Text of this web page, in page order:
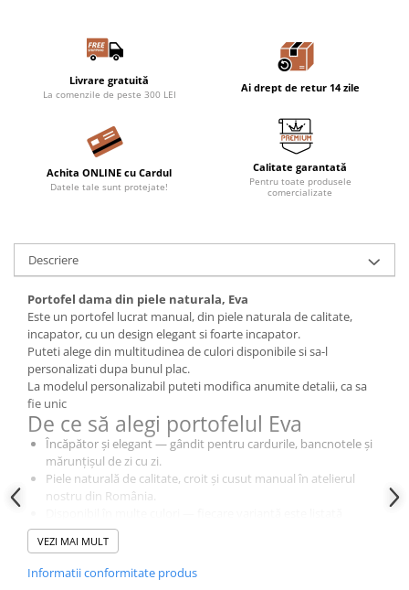
Livrare gratuită
La comenzile de peste 300 LEI
Ai drept de retur 14 zile
Achita ONLINE cu Cardul
Datele tale sunt protejate!
Calitate garantată
Pentru toate produsele
comercializate
Descriere
Portofel dama din piele naturala, Eva
Este un portofel lucrat manual, din piele naturala de calitate,
incapator, cu un design elegant si foarte incapator.
Puteti alege din multitudinea de culori disponibile si sa-l
personalizati dupa bunul plac.
La modelul personalizabil puteti modifica anumite detalii, ca sa
fie unic
De ce să alegi portofelul Eva
Încăpător și elegant — gândit pentru cardurile, bancnotele și
mărunțișul de zi cu zi.
Piele naturală de calitate, croit și cusut manual în atelierul
nostru din România.
separat, cu pozele ei reale.
Există și varianta personalizabilă, cu gravură laser — pentru
un cadou cu adevărat unic.
VEZI MAI MULT
Informatii conformitate produs